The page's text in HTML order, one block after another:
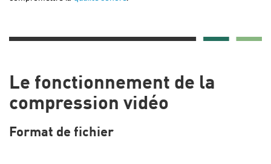
Le fonctionnement de la
compression vidéo
Format de fichier